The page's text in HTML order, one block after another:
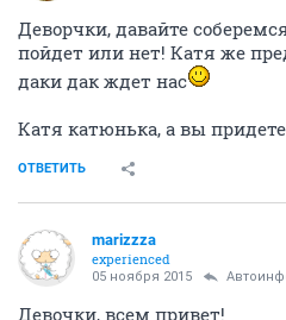
Деворчки, давайте
пойдет или нет! Катя же
даки дак ждет нас
Катя катюнька, а вы
ОТВЕТИТЬ
marizzza
experienced
05 ноября 2015
Девочки, всем привет!